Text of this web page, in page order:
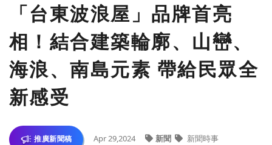
「台東波浪屋」品牌首亮
相！結合建築輪廓、山巒、
海浪、南島元素 帶給民眾全
新感受
推廣新聞稿 Apr 29,2024 新聞 新聞時事